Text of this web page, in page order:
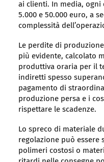
ai clienti. In media,
5.000 e 50.000 euro, a
complessità
Le perdite di
più evidente, calcolato
produttiva oraria per il
indiretti spesso
pagamento di
produzione persa e i
rispettare le scadenze.
Lo spreco di materiale
regolazione può essere
polimeri costosi o